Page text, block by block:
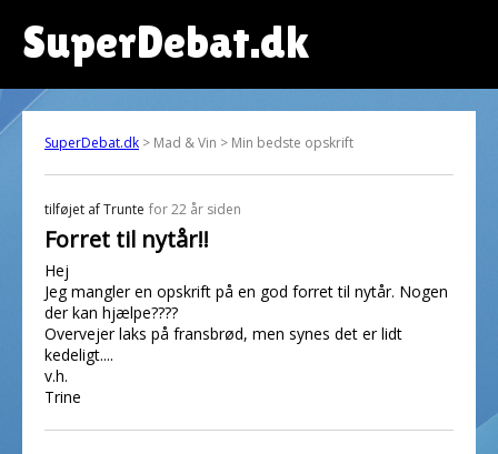
SuperDebat.dk
SuperDebat.dk > Mad & Vin > Min bedste opskrift
tilføjet afTrunte for 22 år siden
Forret til nytår!!
Hej
Jeg mangler en opskrift på en god forret til nytår. Nogen
der kan hjælpe????
Overvejer laks på fransbrød, men synes det er lidt
kedeligt....
v.h.
Trine